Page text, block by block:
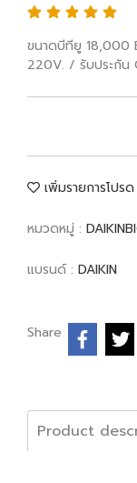
ขนาดบีทียู 18,000
220V. / รับประกัน
เพิ่มรายการโปรด
หมวดหมู่ :
แบรนด์ : DAIKIN
Share
Product